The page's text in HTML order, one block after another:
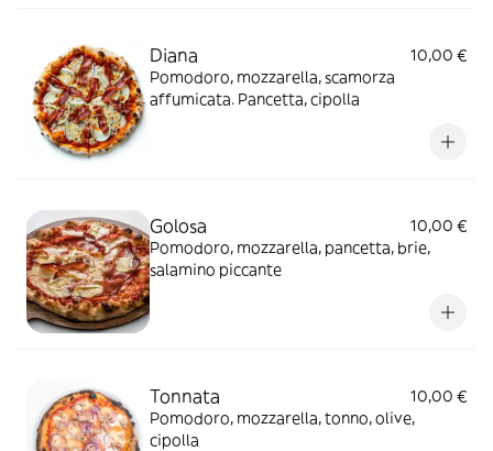
Diana
10,00 €
Pomodoro, mozzarella, scamorza
affumicata. Pancetta, cipolla
Golosa
10,00 €
Pomodoro, mozzarella, pancetta, brie,
salamino piccante
Tonnata
10,00 €
Pomodoro, mozzarella, tonno, olive,
cipolla